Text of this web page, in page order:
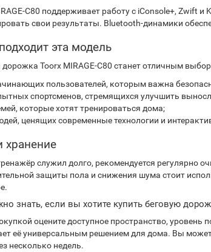
C80 поддерживает работу с iConsole+, Zwift
свои результаты. Bluetooth-динамики
эта модель
дорожка Toorx MIRAGE-C80 станет отличным
пользователей, которым важна
спортсменов, стремящихся улучшить
которые хотят тренироваться дома;
ценящих современные технологии и
хранение
служил долго, рекомендуется регулярно
защиты пола и снижения шума стоит
знать, если вы хотите купить беговую
оцените доступное пространство,
её универсальным решением для дома. Вы
несколько недель.